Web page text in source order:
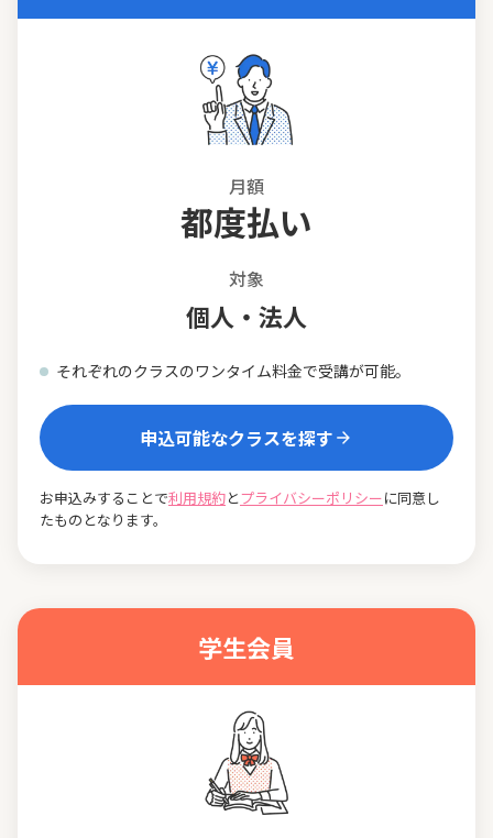
月額
都度払い
対象
個人・法人
それぞれのクラスのワンタイム料金で受講が可能。
申込可能なクラスを探す
お申込みすることで利用規約とプライバシーポリシーに同意し
たものとなります。
学生会員